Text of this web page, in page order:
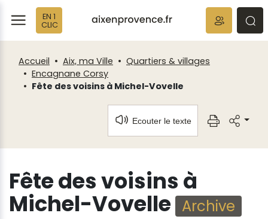
EN 1
CLIC
Accueil Aix, ma Ville
Quartiers & villages
Encagnane Corsy
Fête des voisins à Michel-Vovelle
Ecouter le texte
Fête des voisins à
Michel-Vovelle Archive
Fenêtre
de
chat
Panneau de gestion des cookies